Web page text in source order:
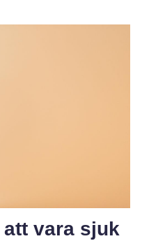
vara sjuk